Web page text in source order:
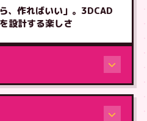
、作ればいい」。3DCAD
設計する楽しさ